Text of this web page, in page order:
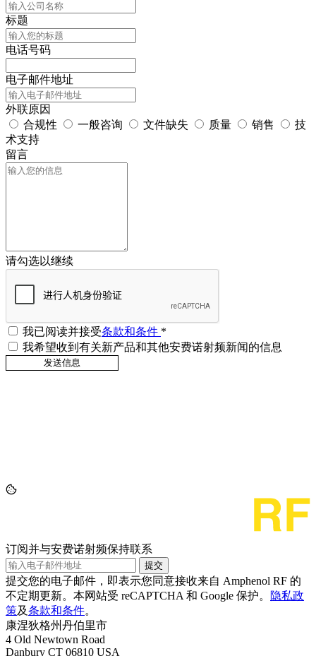
标题
电话号码
电子邮件地址
外联原因
合规性
一般咨询 文件缺失 质量 销售
技
术支持
留言
请勾选以继续
我已阅读并接受条款和条件 *
我希望收到有关新产品和其他安费诺射频新闻的信息
订阅并与安费诺射频保持联系
提交
提交您的电子邮件，即表示您同意接收来自 Amphenol RF 的
不定期更新。本网站受 reCAPTCHA 和 Google 保护。
隐私政
策及条款和条件。
康涅狄格州丹伯里市
4 Old Newtown Road
Danbury CT 06810 USA